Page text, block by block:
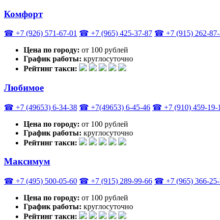
Комфорт
☎ +7 (926) 571-67-01 ☎ +7 (965) 425-37-87 ☎ +7 (915) 262-
Цена по городу: от 100 рублей
График работы: круглосуточно
Рейтинг такси:
Любимое
☎ +7 (49653) 6-34-38 ☎ +7(49653) 6-45-46 ☎ +7 (910) 459-19-
Цена по городу: от 100 рублей
График работы: круглосуточно
Рейтинг такси:
Максимум
☎ +7 (495) 500-05-60 ☎ +7 (915) 289-99-66 ☎ +7 (965) 366-
Цена по городу: от 100 рублей
График работы: круглосуточно
Рейтинг такси: